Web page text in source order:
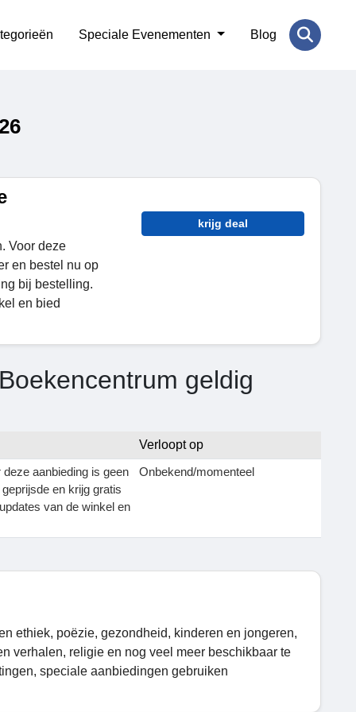
Speciale Evenementen Blog
Voor deze
en bestel nu op
bij bestelling.
en bied
krijg deal
geldig
Verloopt op
aanbieding is geen
en krijg gratis
van de winkel en
Onbekend/momenteel
ethiek, poëzie, gezondheid, kinderen en jongeren,
verhalen, religie en nog veel meer beschikbaar te
speciale aanbiedingen gebruiken